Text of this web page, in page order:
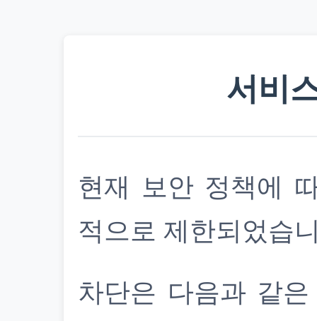
서비
현재 보안 정책에
적으로 제한되었습
차단은 다음과 같